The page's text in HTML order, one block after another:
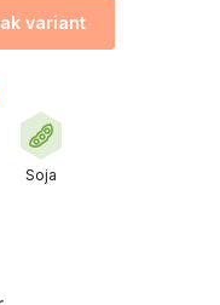
variant
Soja